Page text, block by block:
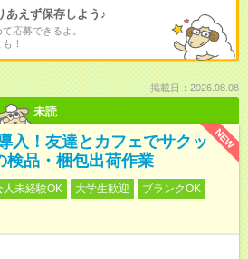
あえず保存しよう♪
応募できるよ。
！
掲載日：2026.08.08
未読
NEW
入！友達とカフェでサクッ
検品・梱包出荷作業
人未経験OK 大学生歓迎
ブランクOK